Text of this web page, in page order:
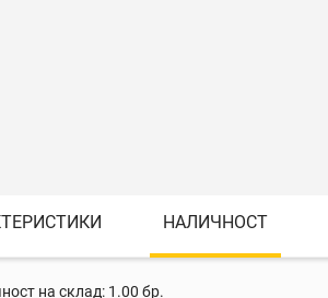
НАЛИЧНОСТ
на склад: 1.00 бр.